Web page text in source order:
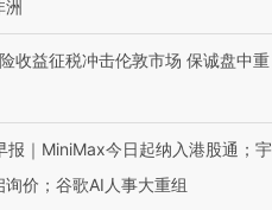
洲
收益征税冲击伦敦市场 保诚盘中重
报｜MiniMax今日起纳入港股通；宇
询价；谷歌AI人事大重组